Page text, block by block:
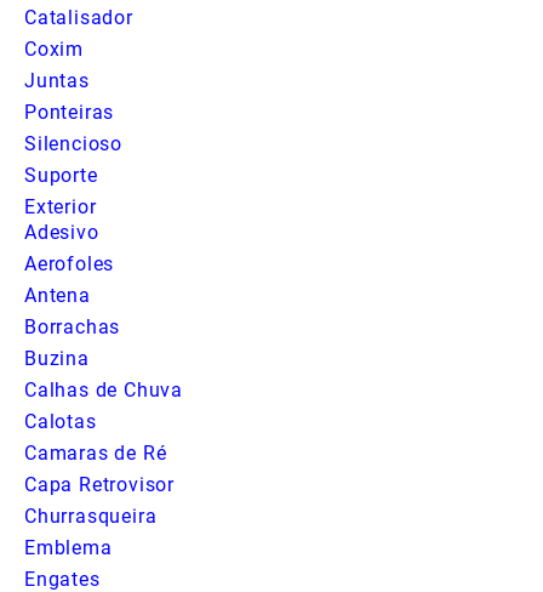
Catalisador
Coxim
Juntas
Ponteiras
Silencioso
Suporte
Exterior
Adesivo
Aerofoles
Antena
Borrachas
Buzina
Calhas de Chuva
Calotas
Camaras de Ré
Capa Retrovisor
Churrasqueira
Emblema
Engates